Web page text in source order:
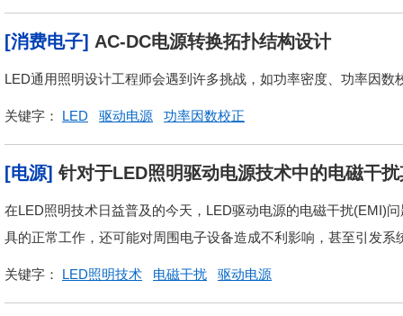
[消费电子] AC-DC电源转换拓扑结构设计
LED通用照明设计工程师会遇到许多挑战，如功率密度、功率因数
关键字： LED 驱动电源 功率因数校正
[电源] 针对于LED照明驱动电源技术中的电磁干
在LED照明技术日益普及的今天，LED驱动电源的电磁干扰(EMI)
具的正常工作，还可能对周围电子设备造成不利影响，甚至引发
关键字： LED照明技术 电磁干扰 驱动电源